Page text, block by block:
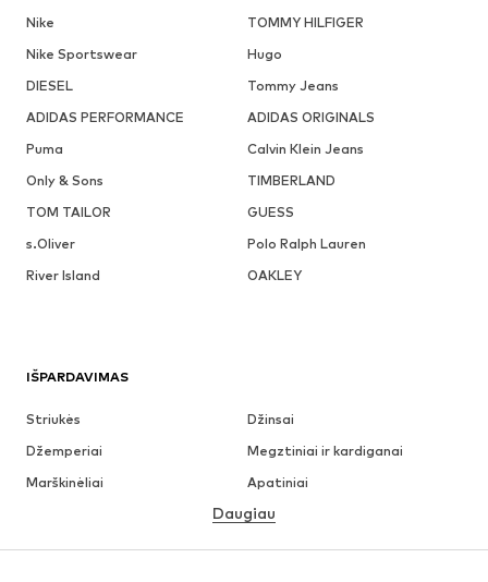
Nike
TOMMY HILFIGER
Nike Sportswear
Hugo
DIESEL
Tommy Jeans
ADIDAS PERFORMANCE
ADIDAS ORIGINALS
Puma
Calvin Klein Jeans
Only & Sons
TIMBERLAND
TOM TAILOR
GUESS
s.Oliver
Polo Ralph Lauren
River Island
OAKLEY
IŠPARDAVIMAS
Striukės
Džinsai
Džemperiai
Megztiniai ir kardiganai
Marškinėliai
Apatiniai
Marškiniai
Daugiau